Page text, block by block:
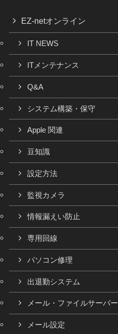
EZ-netオンライン
IT NEWS
ITメンテナンス
Q&A
システム構築・保守
Apple 関連
豆知識
設定方法
監視カメラ
情報漏えい防止
専用回線
パソコン修理
出退勤システム
メール・ファイルサーバー
メール設定